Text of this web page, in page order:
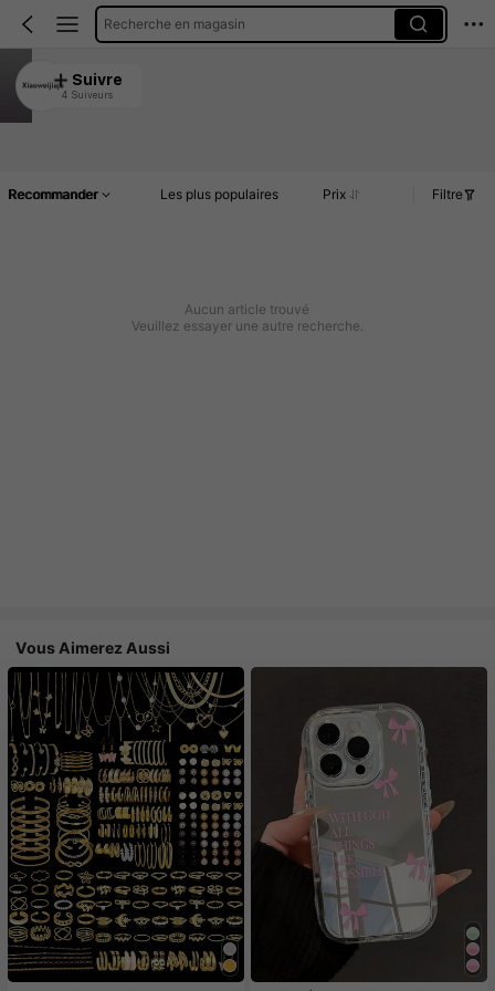
Recherche en magasin
Xiaoweijiaju
4.96
Suivre
4 Suiveurs
Recommander Les plus populaires Prix Filtre
Aucun article trouvé
Veuillez essayer une autre recherche.
Vous Aimerez Aussi